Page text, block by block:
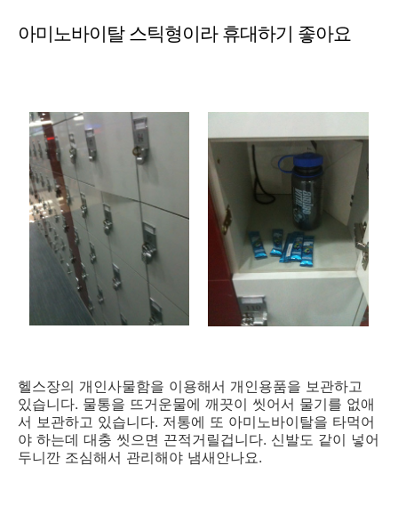
아미노바이탈 스틱형이라 휴대하기 좋아요
헬스장의 개인사물함을 이용해서 개인용품을 보관하고
있습니다. 물통을 뜨거운물에 깨끗이 씻어서 물기를 없애
서 보관하고 있습니다. 저통에 또 아미노바이탈을 타먹어
야 하는데 대충 씻으면 끈적거릴겁니다. 신발도 같이 넣어
두니깐 조심해서 관리해야 냄새안나요.